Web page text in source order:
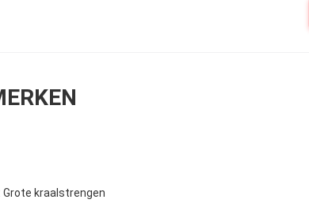
Grote kraalstrengen